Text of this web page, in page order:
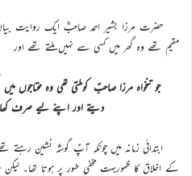
حضرت مرزا بشیر احمد صاحبؓ ایک روایت
مقیم تھے وہ گھر میں کسی سے نہیں ملتے تھے اور
جو تنخواہ مرزا صاحبؑ کوملتی تھی وہ محتاجوں
دیتے اور اپنے لیے صرف
ابتدائی زمانہ میں چونکہ آپؑ گوشہ نشین
کے اخلاق کا ظہوربہت مخفی طور پر ہوتا تھا۔